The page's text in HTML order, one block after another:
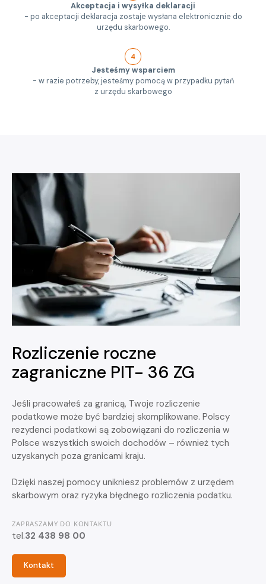
Akceptacja i wysyłka deklaracji
- po akceptacji deklaracja zostaje wysłana elektronicznie do
urzędu skarbowego.
4
Jesteśmy wsparciem
- w razie potrzeby, jesteśmy pomocą w przypadku pytań
z urzędu skarbowego
Rozliczenie roczne
zagraniczne PIT- 36 ZG
Jeśli pracowałeś za granicą, Twoje rozliczenie
podatkowe może być bardziej skomplikowane. Polscy
rezydenci podatkowi są zobowiązani do rozliczenia w
Polsce wszystkich swoich dochodów – również tych
uzyskanych poza granicami kraju.
Dzięki naszej pomocy unikniesz problemów z urzędem
skarbowym oraz ryzyka błędnego rozliczenia podatku.
ZAPRASZAMY DO KONTAKTU
tel.32 438 98 00
Kontakt